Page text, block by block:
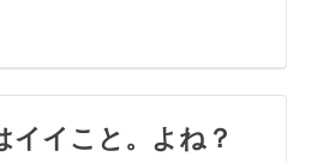
イイこと。よね？